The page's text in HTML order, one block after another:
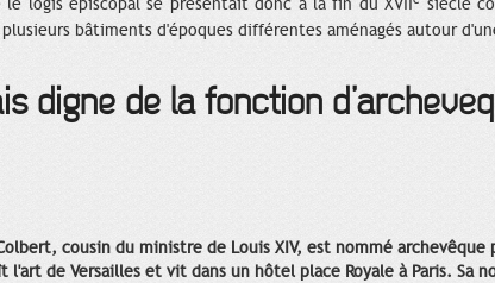
le logis épiscopal se présentait donc à la fin du XVII
siècle
bâtiments d'époques différentes aménagés autour
digne de la fonction
cousin du ministre de Louis XIV, est nommé
l'art de Versailles et vit dans un hôtel place Royale à Paris.